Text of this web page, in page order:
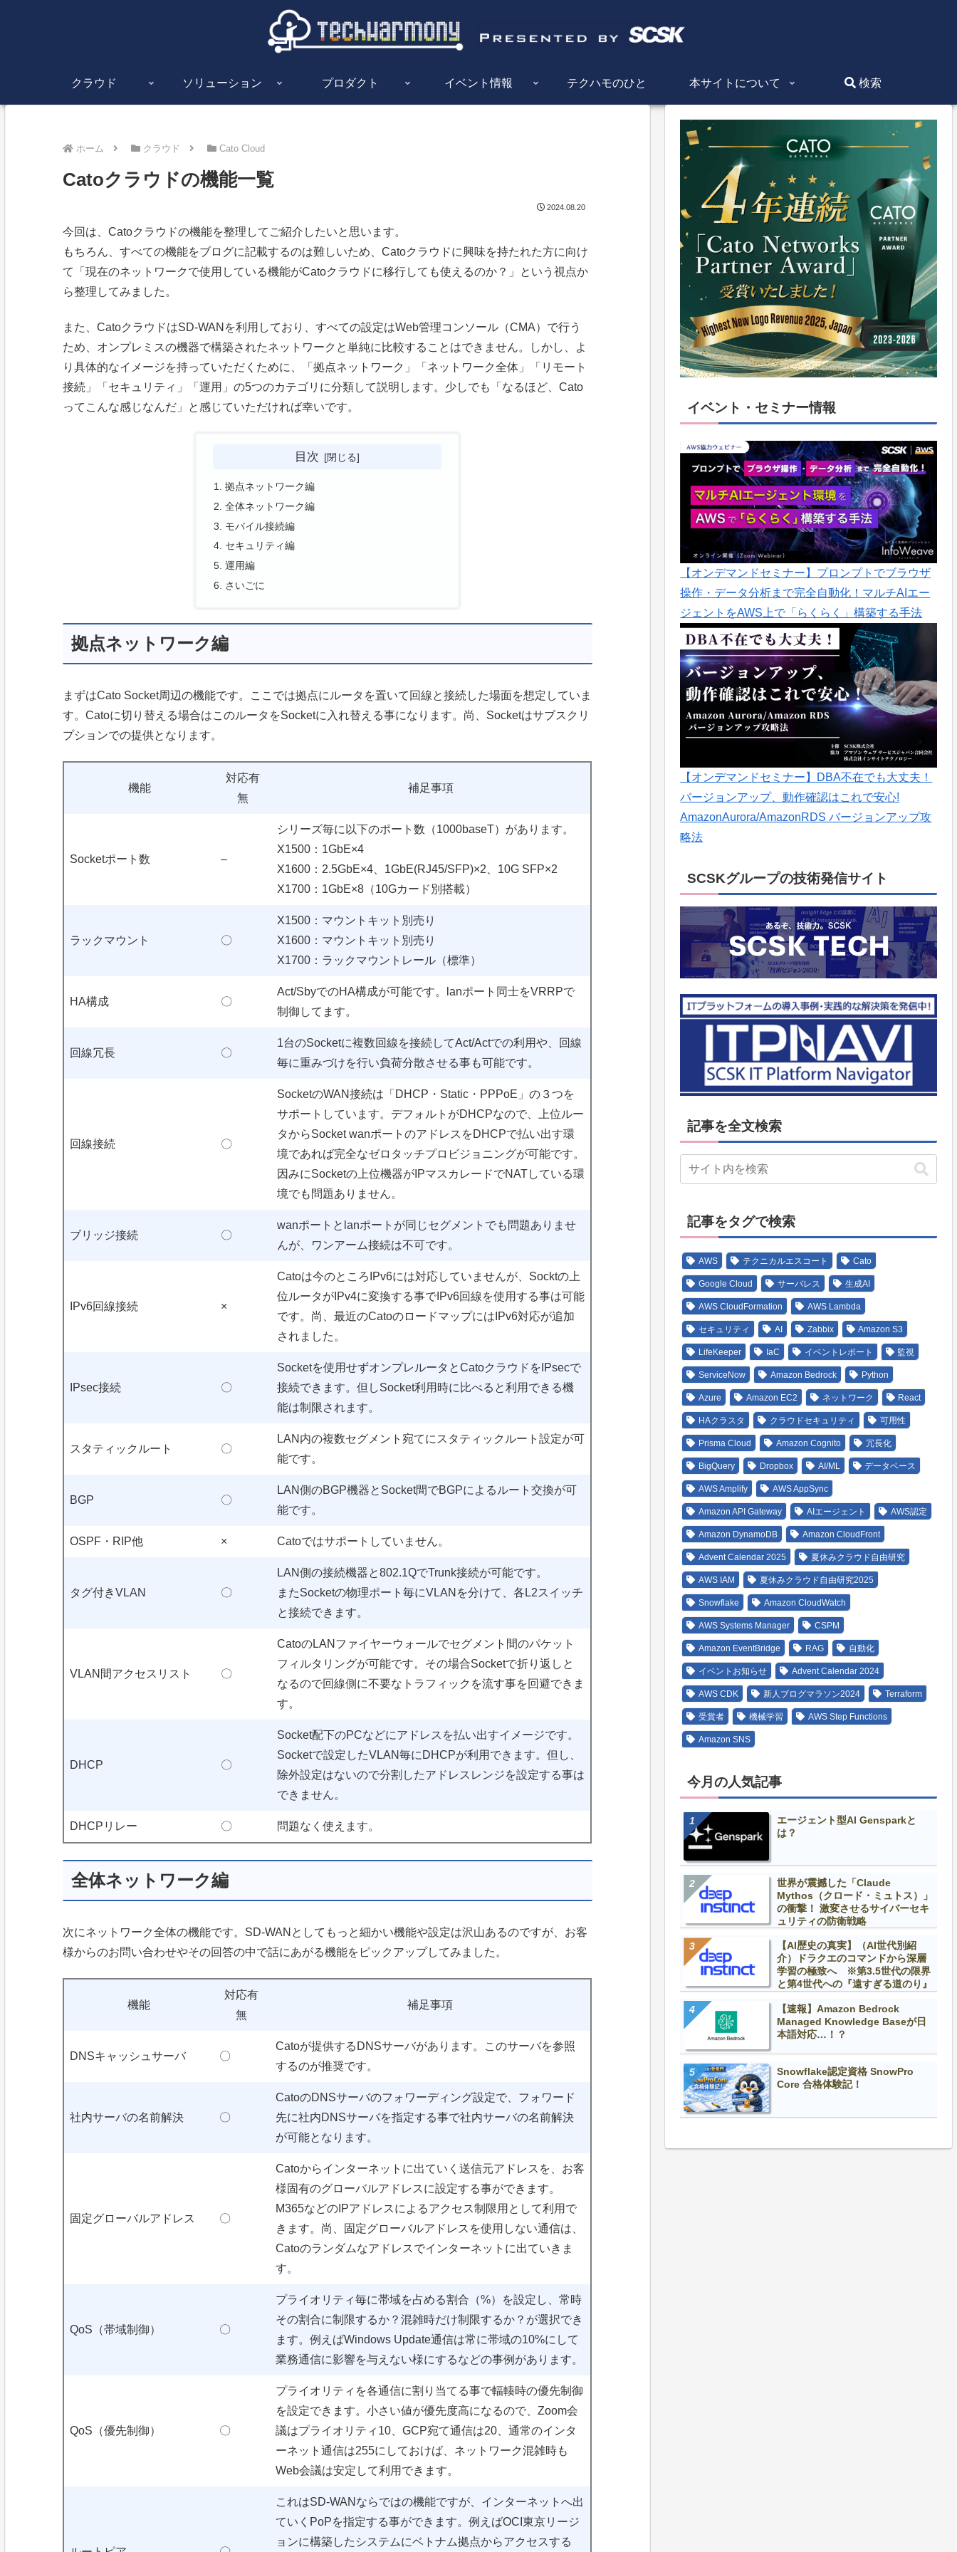
クラウド ソリューション プロダクト イベント情報 テクハモのひと 本サイトについて 検索
ホーム クラウド Cato Cloud
Catoクラウドの機能一覧
2024.08.20
今回は、Catoクラウドの機能を整理してご紹介したいと思います。
もちろん、すべての機能をブログに記載するのは難しいため、Catoクラウドに興味を持たれた方に向け
て「現在のネットワークで使用している機能がCatoクラウドに移行しても使えるのか？」という視点か
ら整理してみました。
また、CatoクラウドはSD-WANを利用しており、すべての設定はWeb管理コンソール（CMA）で行う
ため、オンプレミスの機器で構築されたネットワークと単純に比較することはできません。しかし、よ
り具体的なイメージを持っていただくために、「拠点ネットワーク」「ネットワーク全体」「リモート
接続」「セキュリティ」「運用」の5つのカテゴリに分類して説明します。少しでも「なるほど、Cato
ってこんな感じなんだ」と感じていただければ幸いです。
目次
拠点ネットワーク編
全体ネットワーク編
モバイル接続編
セキュリティ編
運用編
さいごに
拠点ネットワーク編
まずはCato Socket周辺の機能です。ここでは拠点にルータを置いて回線と接続した場面を想定していま
す。Catoに切り替える場合はこのルータをSocketに入れ替える事になります。尚、Socketはサブスクリ
プションでの提供となります。
機能
対応有
無
補足事項
Socketポート数 –
シリーズ毎に以下のポート数（1000baseT）があります。
X1500：1GbE×4
X1600：2.5GbE×4、1GbE(RJ45/SFP)×2、10G SFP×2
X1700：1GbE×8（10Gカード別搭載）
ラックマウント 〇
X1500：マウントキット別売り
X1600：マウントキット別売り
X1700：ラックマウントレール（標準）
HA構成 〇
Act/SbyでのHA構成が可能です。lanポート同士をVRRPで
制御してます。
回線冗長 〇
1台のSocketに複数回線を接続してAct/Actでの利用や、回線
毎に重みづけを行い負荷分散させる事も可能です。
回線接続 〇
SocketのWAN接続は「DHCP・Static・PPPoE」の３つを
サポートしています。デフォルトがDHCPなので、上位ルー
タからSocket wanポートのアドレスをDHCPで払い出す環
境であれば完全なゼロタッチプロビジョニングが可能です。
因みにSocketの上位機器がIPマスカレードでNATしている環
境でも問題ありません。
ブリッジ接続 〇
wanポートとlanポートが同じセグメントでも問題ありませ
んが、ワンアーム接続は不可です。
IPv6回線接続 ×
Catoは今のところIPv6には対応していませんが、Socktの上
位ルータがIPv4に変換する事でIPv6回線を使用する事は可能
です。尚、最近のCatoのロードマップにはIPv6対応が追加
されました。
IPsec接続 〇
Socketを使用せずオンプレルータとCatoクラウドをIPsecで
接続できます。但しSocket利用時に比べると利用できる機
能は制限されます。
スタティックルート 〇
LAN内の複数セグメント宛てにスタティックルート設定が可
能です。
BGP 〇
LAN側のBGP機器とSocket間でBGPによるルート交換が可
能です。
OSPF・RIP他 × Catoではサポートしていません。
タグ付きVLAN 〇
LAN側の接続機器と802.1QでTrunk接続が可能です。
またSocketの物理ポート毎にVLANを分けて、各L2スイッチ
と接続できます。
VLAN間アクセスリスト 〇
CatoのLANファイヤーウォールでセグメント間のパケット
フィルタリングが可能です。その場合Socketで折り返しと
なるので回線側に不要なトラフィックを流す事を回避できま
す。
DHCP 〇
Socket配下のPCなどにアドレスを払い出すイメージです。
Socketで設定したVLAN毎にDHCPが利用できます。但し、
除外設定はないので分割したアドレスレンジを設定する事は
できません。
DHCPリレー 〇 問題なく使えます。
全体ネットワーク編
次にネットワーク全体の機能です。SD-WANとしてもっと細かい機能や設定は沢山あるのですが、お客
様からのお問い合わせやその回答の中で話にあがる機能をピックアップしてみました。
機能
対応有
無
補足事項
DNSキャッシュサーバ 〇
Catoが提供するDNSサーバがあります。このサーバを参照
するのが推奨です。
社内サーバの名前解決 〇
CatoのDNSサーバのフォワーディング設定で、フォワード
先に社内DNSサーバを指定する事で社内サーバの名前解決
が可能となります。
固定グローバルアドレス 〇
Catoからインターネットに出ていく送信元アドレスを、お客
様固有のグローバルアドレスに設定する事ができます。
M365などのIPアドレスによるアクセス制限用として利用で
きます。尚、固定グローバルアドレスを使用しない通信は、
Catoのランダムなアドレスでインターネットに出ていきま
す。
QoS（帯域制御） 〇
プライオリティ毎に帯域を占める割合（%）を設定し、常時
その割合に制限するか？混雑時だけ制限するか？が選択でき
ます。例えばWindows Update通信は常に帯域の10%にして
業務通信に影響を与えない様にするなどの事例があります。
QoS（優先制御） 〇
プライオリティを各通信に割り当てる事で輻輳時の優先制御
を設定できます。小さい値が優先度高になるので、Zoom会
議はプライオリティ10、GCP宛て通信は20、通常のインタ
ーネット通信は255にしておけば、ネットワーク混雑時も
Web会議は安定して利用できます。
これはSD-WANならではの機能ですが、インターネットへ出
ていくPoPを指定する事ができます。例えばOCI東京リージ
ョンに構築したシステムにベトナム拠点からアクセスする
イベント・セミナー情報
【オンデマンドセミナー】プロンプトでブラウザ
操作・データ分析まで完全自動化！マルチAIエー
ジェントをAWS上で「らくらく」構築する手法
【オンデマンドセミナー】DBA不在でも大丈夫！
バージョンアップ、動作確認はこれで安心!
AmazonAurora/AmazonRDS バージョンアップ攻
略法
SCSKグループの技術発信サイト
記事を全文検索
記事をタグで検索
AWS テクニカルエスコート Cato
Google Cloud サーバレス 生成AI
AWS CloudFormation AWS Lambda
セキュリティ AI Zabbix Amazon S3
LifeKeeper IaC イベントレポート 監視
ServiceNow Amazon Bedrock Python
Azure Amazon EC2 ネットワーク React
HAクラスタ クラウドセキュリティ 可用性
Prisma Cloud Amazon Cognito 冗長化
BigQuery Dropbox AI/ML データベース
AWS Amplify AWS AppSync
Amazon API Gateway AIエージェント AWS認定
Amazon DynamoDB Amazon CloudFront
Advent Calendar 2025 夏休みクラウド自由研究
AWS IAM 夏休みクラウド自由研究2025
Snowflake Amazon CloudWatch
AWS Systems Manager CSPM
Amazon EventBridge RAG 自動化
イベントお知らせ Advent Calendar 2024
AWS CDK 新人ブログマラソン2024 Terraform
受賞者 機械学習 AWS Step Functions
Amazon SNS
今月の人気記事
エージェント型AI Gensparkと
は？
世界が震撼した「Claude
Mythos（クロード・ミュトス）」
の衝撃！ 激変させるサイバーセキ
ュリティの防衛戦略
【AI歴史の真実】（AI世代別紹
介）ドラクエのコマンドから深層
学習の極致へ ※第3.5世代の限界
と第4世代への『遠すぎる道のり』
【速報】Amazon Bedrock
Managed Knowledge Baseが日
本語対応…！？
Snowflake認定資格 SnowPro
Core 合格体験記！